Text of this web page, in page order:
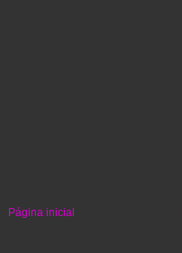
Página inicial